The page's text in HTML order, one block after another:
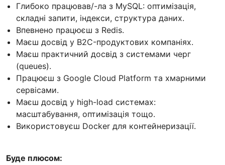
Глибоко працював/-ла з MySQL: оптимізація,
складні запити, індекси, структура даних.
Впевнено працюєш з Redis.
Маєш досвід у B2C-продуктових компаніях.
Маєш практичний досвід з системами черг
(queues).
Працюєш з Google Cloud Platform та хмарними
сервісами.
Маєш досвід у high-load системах:
масштабування, оптимізація тощо.
Використовуєш Docker для контейнеризації.
Буде плюсом: